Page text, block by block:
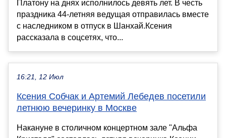
Платону на днях исполнилось девять лет. В честь
праздника 44-летняя ведущая отправилась вместе
с наследником в отпуск в Шанхай.Ксения
рассказала в соцсетях, что...
16:21, 12 Июл
Ксения Собчак и Артемий Лебедев посетили
летнюю вечеринку в Москве
Накануне в столичном концертном зале "Альфа